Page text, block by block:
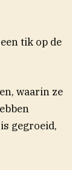
tik op de
waarin ze
gegroeid,